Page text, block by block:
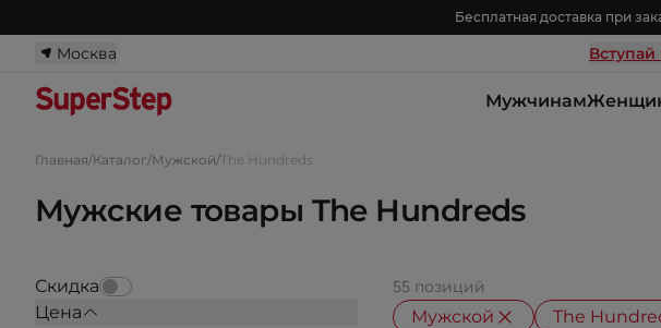
Бесплатная доставка при
Москва Вступай
Мужчинам
Главная/Каталог/Мужской/ The Hundreds
Мужские товары The Hundreds
Скидка
Цена
55 позиций
Мужской
The